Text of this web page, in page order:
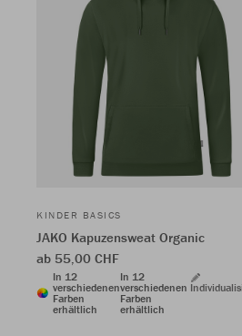
KINDER BASICS
JAKO Kapuzensweat Organic
ab 55,00 CHF
In 12
verschiedenen
Farben
erhältlich
In 12
verschiedenen
Farben
erhältlich